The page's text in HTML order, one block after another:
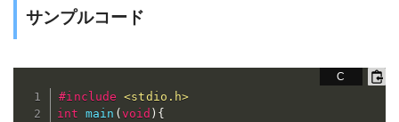
サンプルコード
#include
<stdio.h>
int
main ( void ) {